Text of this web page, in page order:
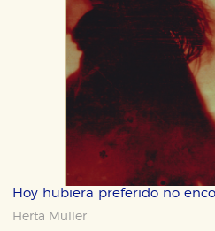
Hoy hubiera preferido no
Herta Müller